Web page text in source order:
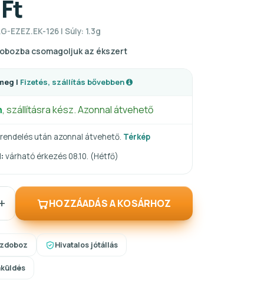
EZEZ.EK-126 | Súly: 1.3g
csomagoljuk az ékszert
| Fizetés, szállítás bővebben
, szállításra kész. Azonnal átvehető
után azonnal átvehető. Térkép
várható érkezés 08.10. (Hétfő)
HOZZÁADÁS A KOSÁRHOZ
Hivatalos jótállás